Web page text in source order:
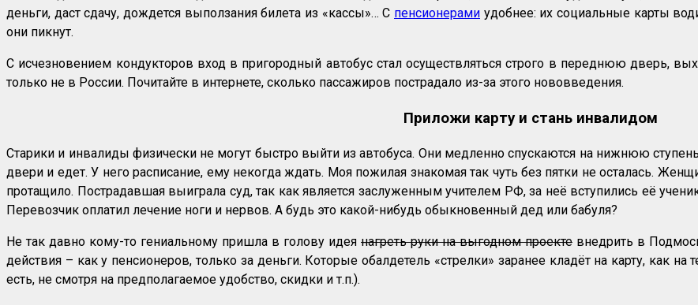
деньги, даст сдачу, дождется выползания билета из «кассы»… С пенсионерами удобнее: их социальные карты
они пикнут.
С исчезновением кондукторов вход в пригородный автобус стал осуществляться строго в переднюю дверь,
только не в России. Почитайте в интернете, сколько пассажиров пострадало из-за этого нововведения.
Приложи карту и стань инвалидом
Старики и инвалиды физически не могут быстро выйти из автобуса. Они медленно спускаются на нижнюю
двери и едет. У него расписание, ему некогда ждать. Моя пожилая знакомая так чуть без пятки не осталась.
протащило. Пострадавшая выиграла суд, так как является заслуженным учителем РФ, за неё вступились её
Перевозчик оплатил лечение ноги и нервов. А будь это какой-нибудь обыкновенный дед или бабуля?
Не так давно кому-то гениальному пришла в голову идея нагреть руки на выгодном проекте внедрить в
действия – как у пенсионеров, только за деньги. Которые обалдетель «стрелки» заранее кладёт на карту, как на
есть, не смотря на предполагаемое удобство, скидки и т.п.).